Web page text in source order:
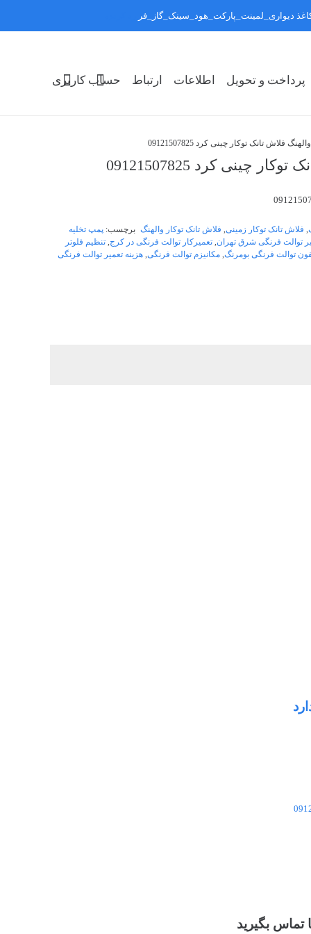
پرداخت و تحویل اطلاعات ارتباط حساب کاربری
تانک توکار چینی کرد 09121507825
کرد 09121507825
, فلاش تانک توکار زمینی, فلاش تانک توکار والهنگ برچسب: پمپ تخلیه
توالت فرنگی شرق تهران, تعمیرکار توالت فرنگی در کرج, تنظیم فلوتر
توالت فرنگی بومرنگ, مکانیزم توالت فرنگی, هزینه تعمیر توالت فرنگی
تماس بگیرید
دیواری_لمینت_پارکت_هود_سینک_گاز_فر